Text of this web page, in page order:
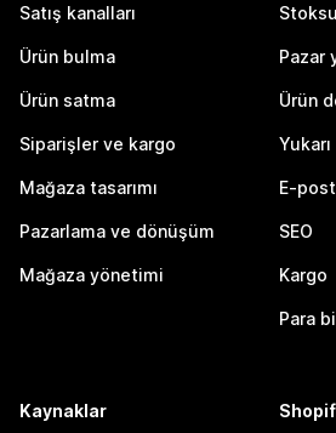
Satış kanalları
Ürün bulma
Ürün satma
Siparişler ve kargo
Mağaza tasarımı
Pazarlama ve dönüşüm
Mağaza yönetimi
Pazar
Ürün
E-
SEO
Kargo
Para
Kaynaklar